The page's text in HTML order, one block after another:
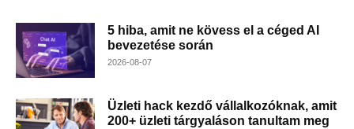
5 hiba, amit ne kövess el a céged AI
bevezetése során
2026-08-07
Üzleti hack kezdő vállalkozóknak, amit
200+ üzleti tárgyaláson tanultam meg